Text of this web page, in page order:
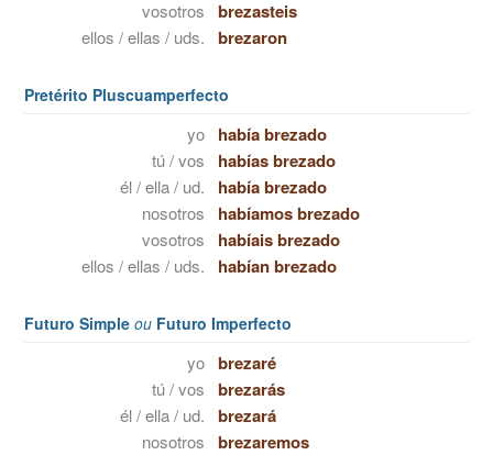
vosotros brezasteis
ellos / ellas / uds. brezaron
Pretérito Pluscuamperfecto
yo había brezado
tú / vos habías brezado
él / ella / ud. había brezado
nosotros habíamos brezado
vosotros habíais brezado
ellos / ellas / uds. habían brezado
Futuro Simple ou Futuro Imperfecto
yo brezaré
tú / vos brezarás
él / ella / ud. brezará
nosotros brezaremos